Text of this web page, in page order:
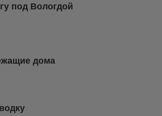
под Вологдой
дома